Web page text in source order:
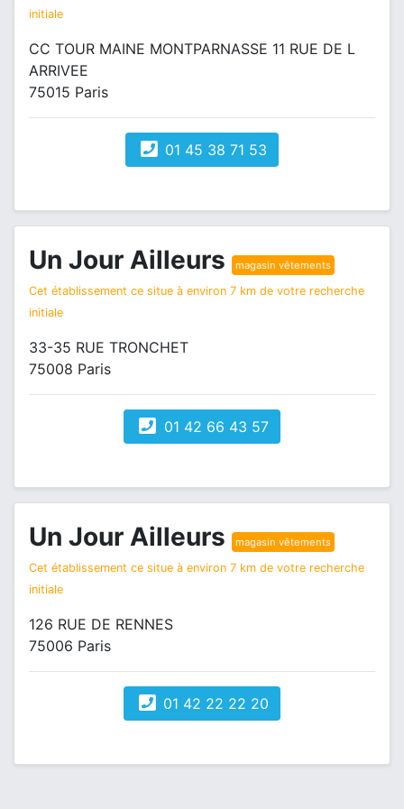
initiale
CC TOUR MAINE MONTPARNASSE 11 RUE DE L
ARRIVEE
75015 Paris
01 45 38 71 53
Un Jour Ailleurs magasin vêtements
Cet établissement ce situe à environ 7 km de votre recherche
initiale
33-35 RUE TRONCHET
75008 Paris
01 42 66 43 57
Un Jour Ailleurs magasin vêtements
Cet établissement ce situe à environ 7 km de votre recherche
initiale
126 RUE DE RENNES
75006 Paris
01 42 22 22 20